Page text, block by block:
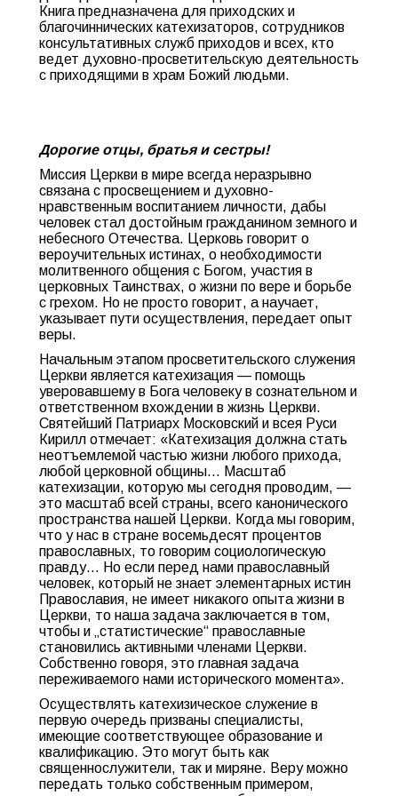
Книга предназначена для приходских и
благочиннических катехизаторов, сотрудников
консультативных служб приходов и всех, кто
ведет духовно-просветительскую деятельность
с приходящими в храм Божий людьми.
Дорогие отцы, братья и сестры!
Миссия Церкви в мире всегда неразрывно
связана с просвещением и духовно-
нравственным воспитанием личности, дабы
человек стал достойным гражданином земного и
небесного Отечества. Церковь говорит о
вероучительных истинах, о необходимости
молитвенного общения с Богом, участия в
церковных Таинствах, о жизни по вере и борьбе
с грехом. Но не просто говорит, а научает,
указывает пути осуществления, передает опыт
веры.
Начальным этапом просветительского служения
Церкви является катехизация — помощь
уверовавшему в Бога человеку в сознательном и
ответственном вхождении в жизнь Церкви.
Святейший Патриарх Московский и всея Руси
Кирилл отмечает: «Катехизация должна стать
неотъемлемой частью жизни любого прихода,
любой церковной общины… Масштаб
катехизации, которую мы сегодня проводим, —
это масштаб всей страны, всего канонического
пространства нашей Церкви. Когда мы говорим,
что у нас в стране восемьдесят процентов
православных, то говорим социологическую
правду… Но если перед нами православный
человек, который не знает элементарных истин
Православия, не имеет никакого опыта жизни в
Церкви, то наша задача заключается в том,
чтобы и „статистические“ православные
становились активными членами Церкви.
Собственно говоря, это главная задача
переживаемого нами исторического момента».
Осуществлять катехизическое служение в
первую очередь призваны специалисты,
имеющие соответствующее образование и
квалификацию. Это могут быть как
священнослужители, так и миряне. Веру можно
передать только собственным примером,